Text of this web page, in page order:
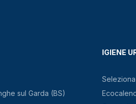
sul Garda (BS)
IGIENE